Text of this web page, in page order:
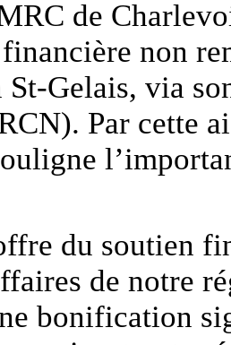
de
non
Gelais, via
Par cette
du soutien
de notre
bonification